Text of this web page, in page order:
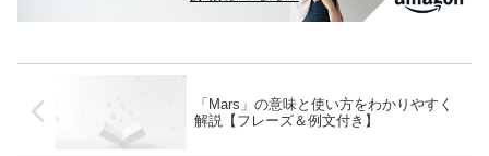
「Mars」の意味と使い方をわかりやすく
解説【フレーズ＆例文付き】